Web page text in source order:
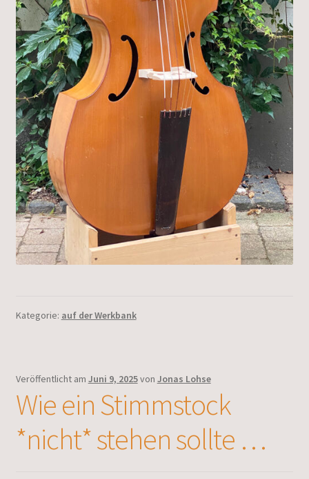
Kategorie: auf der Werkbank
Veröffentlicht am Juni 9, 2025von Jonas Lohse
Wie ein Stimmstock
*nicht* stehen sollte …